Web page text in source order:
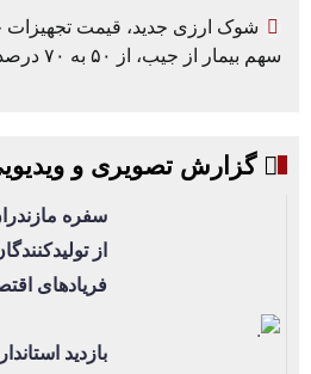
سهم بیمار از جیب، از ۵۰ به ۷۰ درصد رسید!
گزارش تصویری و
سفره
از
فریادهای
بازدید